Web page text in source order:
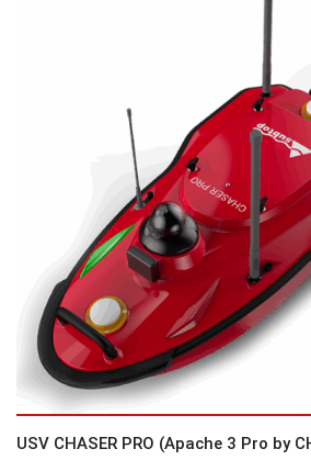
Aperçu
USV CHASER PRO (Apache 3 Pro by